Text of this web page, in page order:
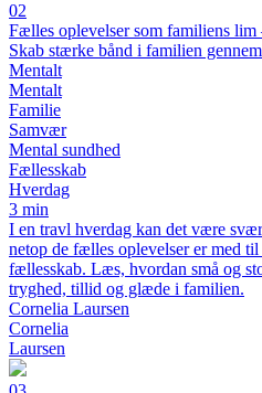
02
Fælles oplevelser som familiens
Skab stærke bånd i familien
Mentalt
Mentalt
Familie
Samvær
Mental sundhed
Fællesskab
Hverdag
3 min
I en travl hverdag kan det være
netop de fælles oplevelser er med
fællesskab. Læs, hvordan små og
tryghed, tillid og glæde i familien.
Cornelia Laursen
Cornelia
Laursen